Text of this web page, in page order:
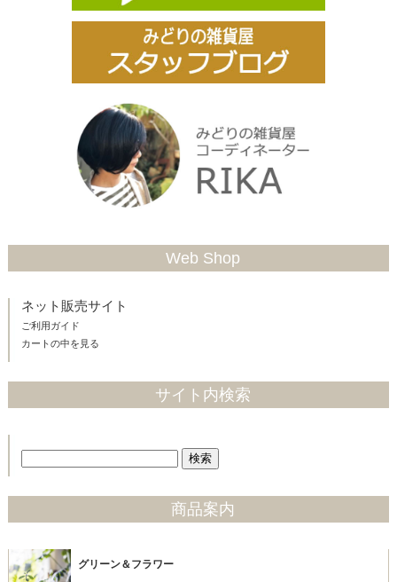
Web Shop
ネット販売サイト
ご利用ガイド
カートの中を見る
サイト内検索
商品案内
グリーン＆フラワー